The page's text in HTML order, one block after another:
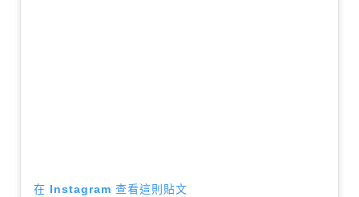
在 Instagram 查看這則貼文